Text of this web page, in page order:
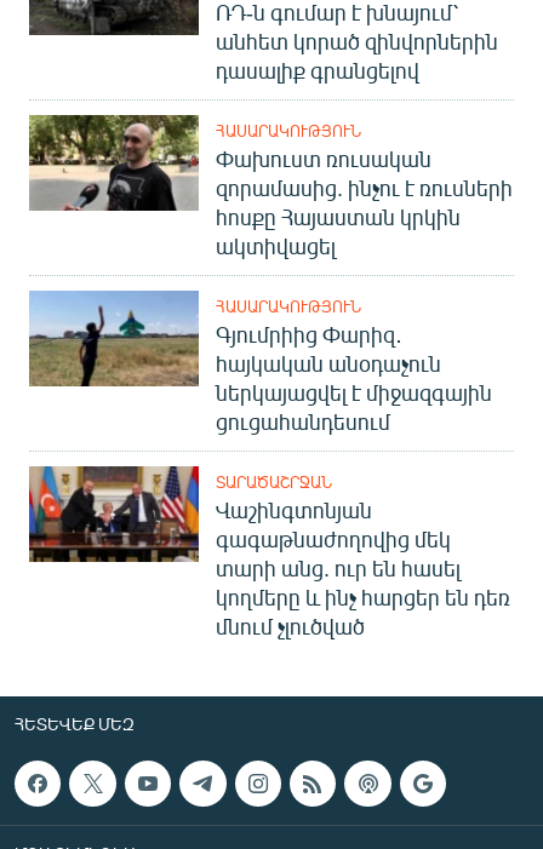
ՌԴ-ն գումար է խնայում՝
անհետ կորած զինվորներին
դասալիք գրանցելով
ՀԱՍԱՐԱԿՈՒԹՅՈՒՆ
Փախուստ ռուսական
զորամասից. ինչու է ռուսների
հոսքը Հայաստան կրկին
ակտիվացել
ՀԱՍԱՐԱԿՈՒԹՅՈՒՆ
Գյումրիից Փարիզ․
հայկական անօդաչուն
ներկայացվել է միջազգային
ցուցահանդեսում
ՏԱՐԱԾԱՇՐՋԱՆ
Վաշինգտոնյան
գագաթնաժողովից մեկ
տարի անց. ուր են հասել
կողմերը և ինչ հարցեր են դեռ
մնում չլուծված
ՀԵՏԵՎԵՔ ՄԵԶ